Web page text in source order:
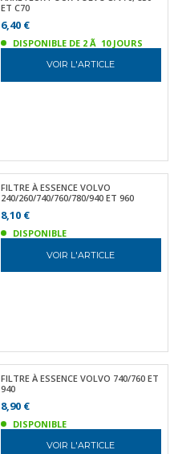
ET C70
6,40 €
DISPONIBLE DE 2 Ã 10 JOURS
VOIR L'ARTICLE
FILTRE À ESSENCE VOLVO
240/260/740/760/780/940 ET 960
8,10 €
DISPONIBLE
VOIR L'ARTICLE
FILTRE À ESSENCE VOLVO 740/760 ET
940
8,90 €
DISPONIBLE
VOIR L'ARTICLE